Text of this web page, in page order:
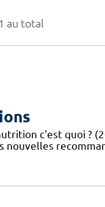
au total
c'est quoi ?
nouvelles